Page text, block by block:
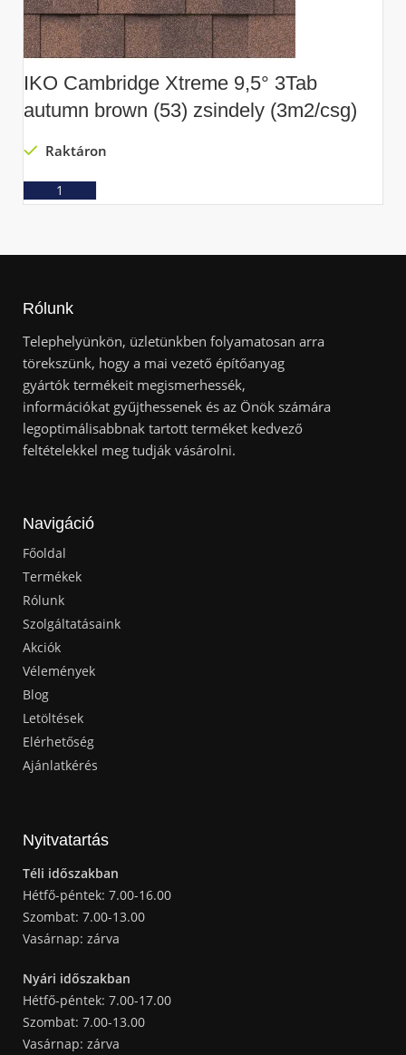
IKO Cambridge Xtreme 9,5° 3Tab
autumn brown (53) zsindely (3m2/csg)
Raktáron
Rólunk
Telephelyünkön, üzletünkben folyamatosan arra
törekszünk, hogy a mai vezető építőanyag
gyártók termékeit megismerhessék,
információkat gyűjthessenek és az Önök számára
legoptimálisabbnak tartott terméket kedvező
feltételekkel meg tudják vásárolni.
Navigáció
Főoldal
Termékek
Rólunk
Szolgáltatásaink
Akciók
Vélemények
Blog
Letöltések
Elérhetőség
Ajánlatkérés
Nyitvatartás
Téli időszakban
Hétfő-péntek: 7.00-16.00
Szombat: 7.00-13.00
Vasárnap: zárva
Nyári időszakban
Hétfő-péntek: 7.00-17.00
Szombat: 7.00-13.00
Vasárnap: zárva